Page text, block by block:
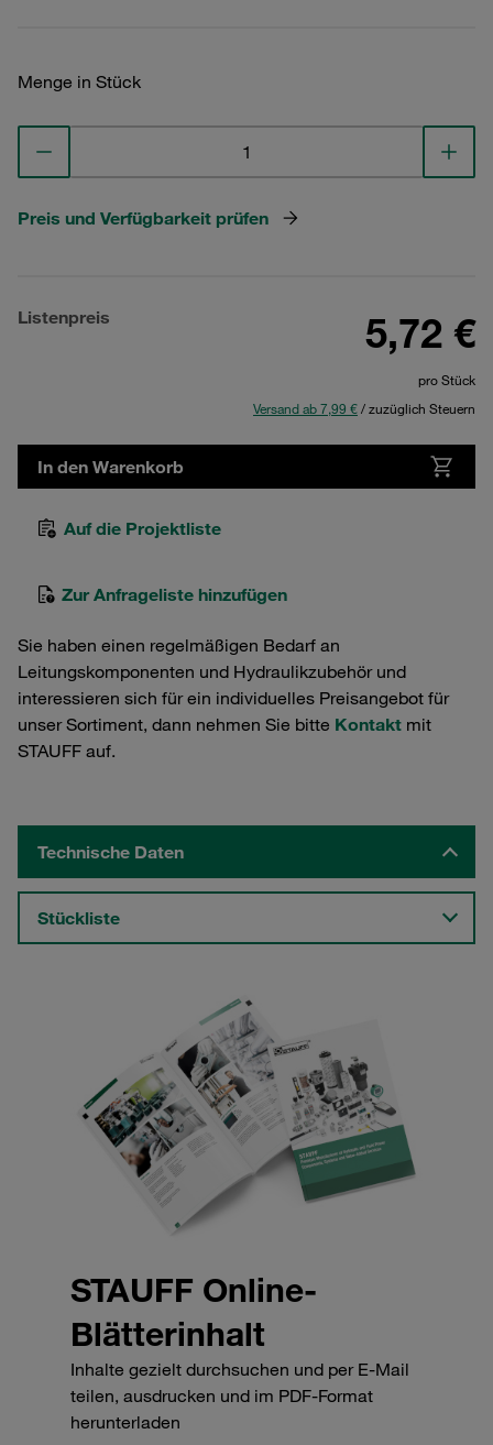
Menge in Stück
Preis und Verfügbarkeit prüfen
Listenpreis 5,72 €
pro Stück
Versand ab 7,99 €/ zuzüglich Steuern
In den Warenkorb
Auf die Projektliste
Zur Anfrageliste hinzufügen
Sie haben einen regelmäßigen Bedarf an
Leitungskomponenten und Hydraulikzubehör und
interessieren sich für ein individuelles Preisangebot für
unser Sortiment, dann nehmen Sie bitte Kontakt mit
STAUFF auf.
Technische Daten
Stückliste
STAUFF Online-
Blätterinhalt
Inhalte gezielt durchsuchen und per E-Mail
teilen, ausdrucken und im PDF-Format
herunterladen